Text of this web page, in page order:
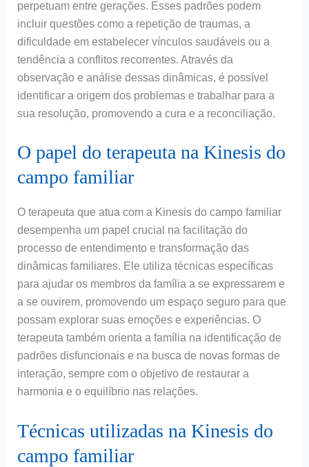
perpetuam entre gerações. Esses padrões podem
incluir questões como a repetição de traumas, a
dificuldade em estabelecer vínculos saudáveis ou a
tendência a conflitos recorrentes. Através da
observação e análise dessas dinâmicas, é possível
identificar a origem dos problemas e trabalhar para a
sua resolução, promovendo a cura e a reconciliação.
O papel do terapeuta na Kinesis do
campo familiar
O terapeuta que atua com a Kinesis do campo familiar
desempenha um papel crucial na facilitação do
processo de entendimento e transformação das
dinâmicas familiares. Ele utiliza técnicas específicas
para ajudar os membros da família a se expressarem e
a se ouvirem, promovendo um espaço seguro para que
possam explorar suas emoções e experiências. O
terapeuta também orienta a família na identificação de
padrões disfuncionais e na busca de novas formas de
interação, sempre com o objetivo de restaurar a
harmonia e o equilíbrio nas relações.
Técnicas utilizadas na Kinesis do
campo familiar